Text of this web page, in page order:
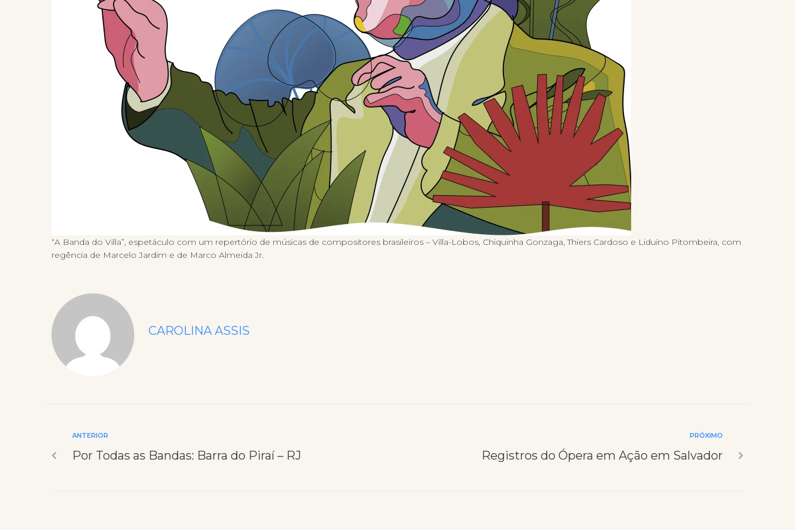
“A Banda do Villa”, espetáculo com um repertório de músicas de compositores brasileiros – Villa-Lobos, Chiquinha Gonzaga, Thiers Cardoso e Liduíno Pitombeira, com
regência de Marcelo Jardim e de Marco Almeida Jr.
CAROLINA ASSIS
ANTERIOR
Por Todas as Bandas: Barra do Piraí – RJ
PRÓXIMO
Registros do Ópera em Ação em Salvador